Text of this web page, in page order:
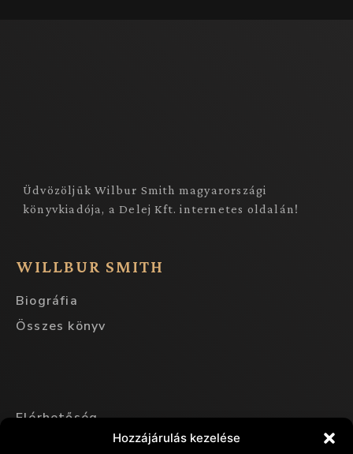
Hozzájárulás kezelése
Üdvözöljük Wilbur Smith magyarországi
könyvkiadója, a Delej Kft. internetes oldalán!
WILLBUR SMITH
Biográfia
Összes könyv
Elérhetőség